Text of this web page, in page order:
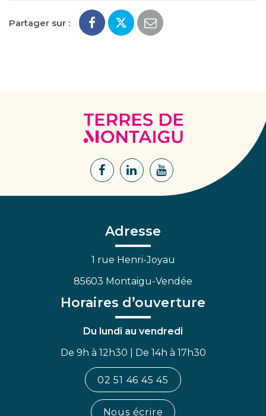
Partager sur :
Terres
de
Lien
Facebook
Lien
Linkedin
Lien
Adresse
1 rue Henri-Joyau
85603 Montaigu-Vendée
Horaires d’ouverture
Du lundi au vendredi
De 9h à 12h30 | De 14h à 17h30
02 51 46 45 45
Nous écrire